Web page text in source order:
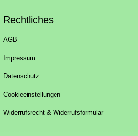
Rechtliches
AGB
Impressum
Datenschutz
Cookieeinstellungen
Widerrufsrecht & Widerrufsformular